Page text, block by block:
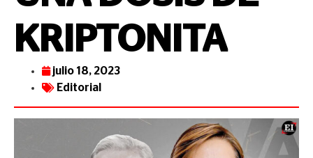
KRIPTONITA
julio 18, 2023
Editorial